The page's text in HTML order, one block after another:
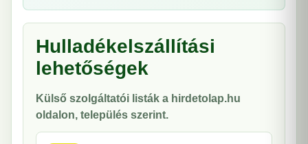
Hulladékelszállítási
lehetőségek
Külső szolgáltatói listák a hirdetolap.hu
oldalon, település szerint.